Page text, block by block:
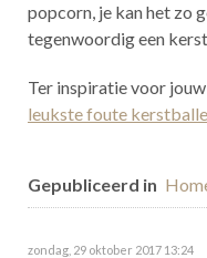
popcorn, je kan het zo
tegenwoordig een
Ter inspiratie voor
leukste foute
Gepubliceerd in
zondag, 29 oktober 2017 13:24